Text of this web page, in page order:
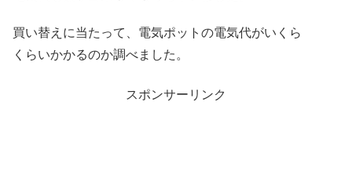
買い替えに当たって、電気ポットの電気代がいくら
くらいかかるのか調べました。
スポンサーリンク